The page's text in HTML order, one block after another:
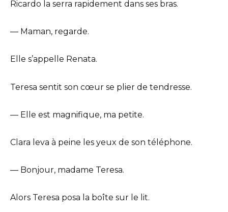
Ricardo la serra rapidement dans ses bras.
— Maman, regarde.
Elle s’appelle Renata.
Teresa sentit son cœur se plier de tendresse.
— Elle est magnifique, ma petite.
Clara leva à peine les yeux de son téléphone.
— Bonjour, madame Teresa.
Alors Teresa posa la boîte sur le lit.